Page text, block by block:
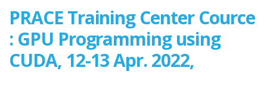
PRACE Training Center Cource
: GPU Programming using
CUDA, 12-13 Apr. 2022,